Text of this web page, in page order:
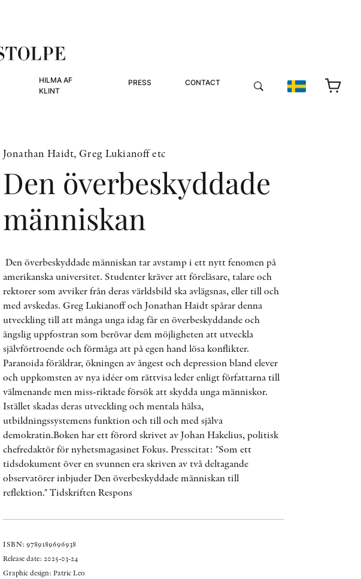
HILMA AF
KLINT
PRESS CONTACT
Jonathan Haidt, Greg Lukianoff etc
Den överbeskyddade
människan
Den överbeskyddade människan tar avstamp i ett nytt fenomen på
amerikanska universitet. Studenter kräver att föreläsare, talare och
rektorer som avviker från deras världsbild ska avlägsnas, eller till och
med avskedas. Greg Lukianoff och Jonathan Haidt spårar denna
utveckling till att många unga idag får en överbeskyddande och
ängslig uppfostran som berövar dem möjligheten att utveckla
självförtroende och förmåga att på egen hand lösa konflikter.
Paranoida föräldrar, ökningen av ångest och depression bland elever
och uppkomsten av nya idéer om rättvisa leder enligt författarna till
välmenande men miss-riktade försök att skydda unga människor.
Istället skadas deras utveckling och mentala hälsa,
utbildningssystemens funktion och till och med själva
demokratin.Boken har ett förord skrivet av Johan Hakelius, politisk
chefredaktör för nyhetsmagasinet Fokus. Presscitat: "Som ett
tidsdokument över en svunnen era skriven av två deltagande
observatörer inbjuder Den överbeskyddade människan till
reflektion." Tidskriften Respons
ISBN: 9789189696938
Release date: 2025-03-24
Graphic design: Patric Leo